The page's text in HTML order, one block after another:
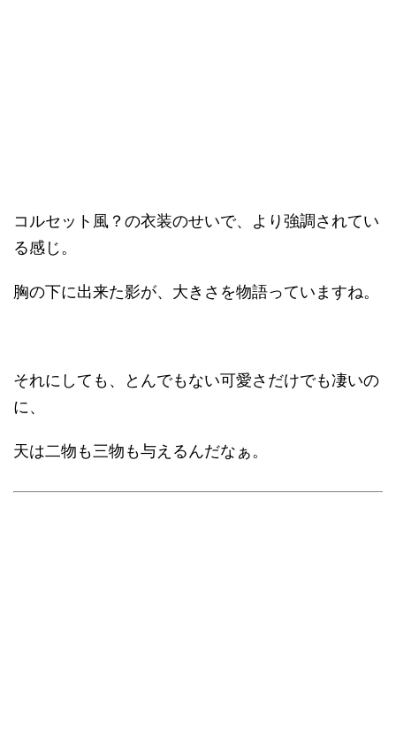
コルセット風？の衣装のせいで、より強調されてい
る感じ。
胸の下に出来た影が、大きさを物語っていますね。
それにしても、とんでもない可愛さだけでも凄いの
に、
天は二物も三物も与えるんだなぁ。